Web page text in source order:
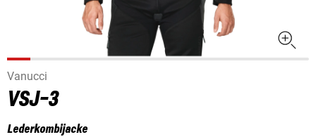
Vanucci
VSJ-3
Lederkombijacke